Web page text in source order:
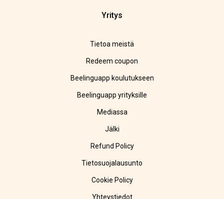
Yritys
Tietoa meistä
Redeem coupon
Beelinguapp koulutukseen
Beelinguapp yrityksille
Mediassa
Jälki
Refund Policy
Tietosuojalausunto
Cookie Policy
Yhteystiedot